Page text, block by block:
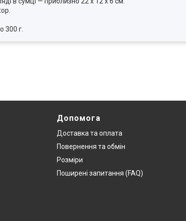
300 г.
Допомога
Доставка та оплата
Повернення та обмін
Розміри
Поширені запитання (FAQ)